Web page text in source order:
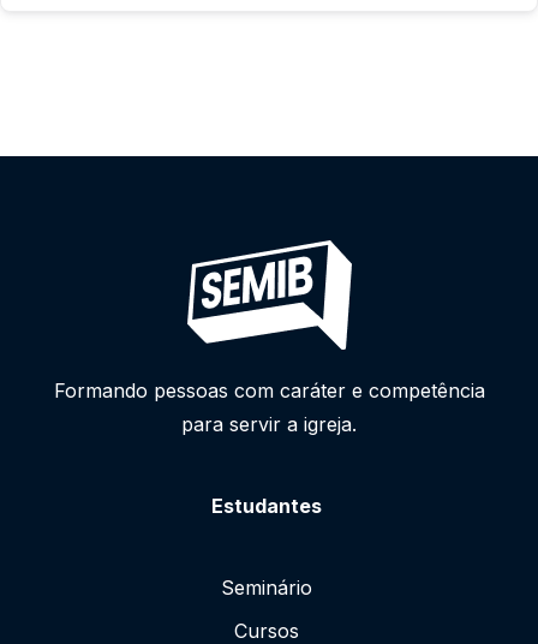
Formando pessoas com caráter e competência
para servir a igreja.
Estudantes
Seminário
Cursos